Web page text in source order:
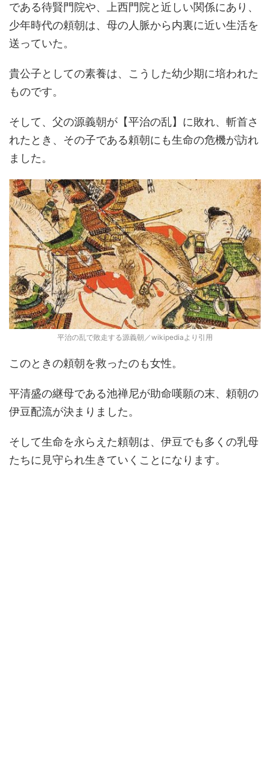
である待賢門院や、上西門院と近しい関係にあり、
少年時代の頼朝は、母の人脈から内裏に近い生活を
送っていた。
貴公子としての素養は、こうした幼少期に培われた
ものです。
そして、父の源義朝が【平治の乱】に敗れ、斬首さ
れたとき、その子である頼朝にも生命の危機が訪れ
ました。
平治の乱で敗走する源義朝／wikipediaより引用
このときの頼朝を救ったのも女性。
平清盛の継母である池禅尼が助命嘆願の末、頼朝の
伊豆配流が決まりました。
そして生命を永らえた頼朝は、伊豆でも多くの乳母
たちに見守られ生きていくことになります。